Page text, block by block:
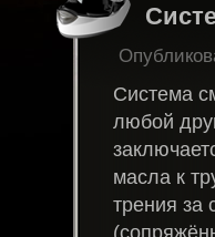
Система
любой
масла к
трения за